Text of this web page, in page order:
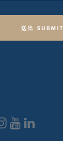
送出 SUBMIT